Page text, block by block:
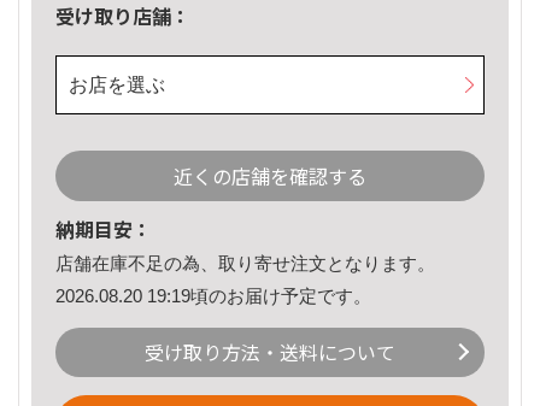
受け取り店舗：
お店を選ぶ
近くの店舗を確認する
納期目安：
店舗在庫不足の為、取り寄せ注文となります。
2026.08.20 19:19頃のお届け予定です。
受け取り方法・送料について